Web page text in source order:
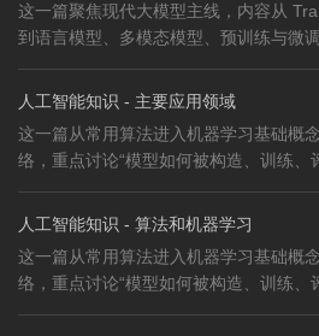
这一篇聚焦现代大模型主线，内容从
到语言模型、多模态模型、预训练与微
人工智能知识 - 主要应用领域
这一篇从常用算法进入机器学习基础概
络，重点讨论“模型如何被构造、训练、
人工智能知识 - 算法和机器学习
这一篇从常用算法进入机器学习基础概
络，重点讨论“模型如何被构造、训练、